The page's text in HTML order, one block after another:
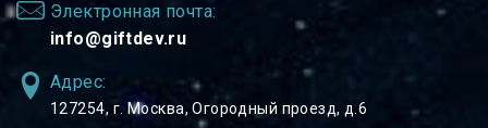
Электронная почта:
info@giftdev.ru
Адрес:
127254, ⁠г. Москва, Огородный проезд, д.6